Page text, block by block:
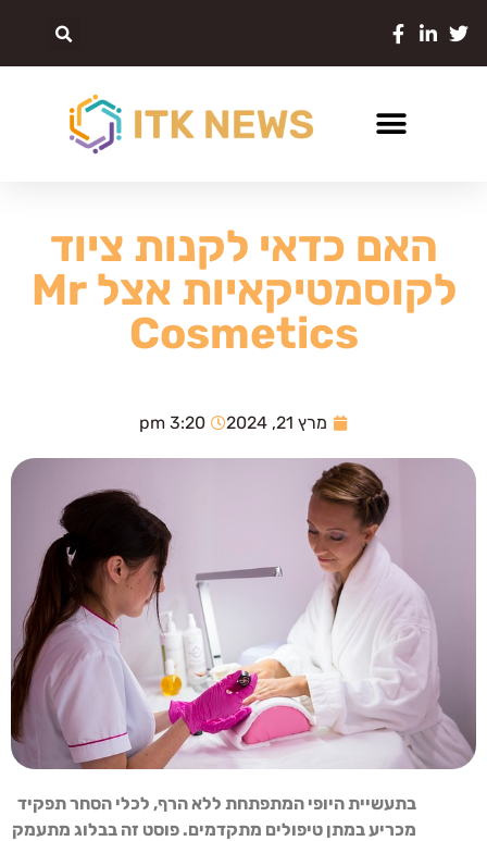
האם כדאי לקנות ציוד
לקוסמטיקאיות אצל Mr
Cosmetics
מרץ 21, 2024 3:20 pm
בתעשיית היופי המתפתחת ללא הרף, לכלי הסחר תפקיד
מכריע במתן טיפולים מתקדמים. פוסט זה בבלוג מתעמק